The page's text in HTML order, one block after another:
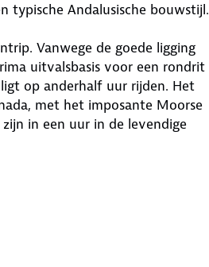
typische Andalusische bouwstijl.
Vanwege de goede ligging
uitvalsbasis voor een rondrit
op anderhalf uur rijden. Het
met het imposante Moorse
in een uur in de levendige